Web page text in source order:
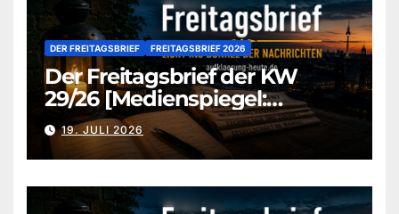
DER FREITAGSBRIEF FREITAGSBRIEF 2026
Der Freitagsbrief der KW
29/26 [Medienspiegel:
aufklaerung-heute.de]
19. JULI 2026